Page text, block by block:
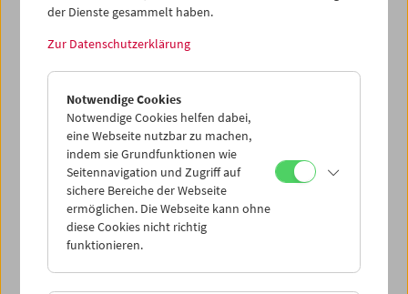
unserem Web-Shop.
der Dienste gesammelt haben.
Zur Datenschutzerklärung
Notwendige Cookies
Notwendige Cookies helfen dabei,
eine Webseite nutzbar zu machen,
indem sie Grundfunktionen wie
Seitennavigation und Zugriff auf
sichere Bereiche der Webseite
ermöglichen. Die Webseite kann ohne
diese Cookies nicht richtig
funktionieren.